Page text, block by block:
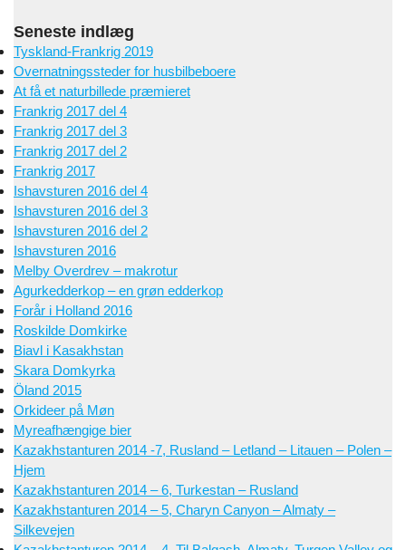
Seneste indlæg
Tyskland-Frankrig 2019
Overnatningssteder for husbilbeboere
At få et naturbillede præmieret
Frankrig 2017 del 4
Frankrig 2017 del 3
Frankrig 2017 del 2
Frankrig 2017
Ishavsturen 2016 del 4
Ishavsturen 2016 del 3
Ishavsturen 2016 del 2
Ishavsturen 2016
Melby Overdrev – makrotur
Agurkedderkop – en grøn edderkop
Forår i Holland 2016
Roskilde Domkirke
Biavl i Kasakhstan
Skara Domkyrka
Öland 2015
Orkideer på Møn
Myreafhængige bier
Kazakhstanturen 2014 -7, Rusland – Letland – Litauen – Polen –
Hjem
Kazakhstanturen 2014 – 6, Turkestan – Rusland
Kazakhstanturen 2014 – 5, Charyn Canyon – Almaty –
Silkevejen